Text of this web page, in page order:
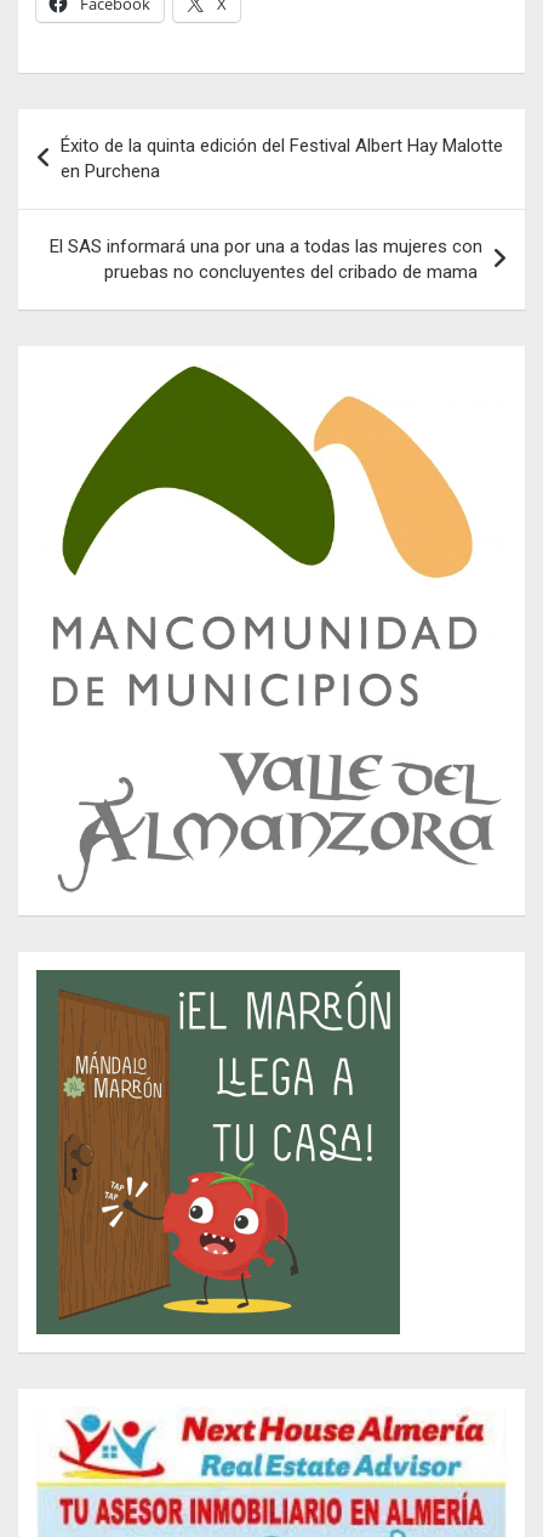
Navegación
de
entradas
Éxito de la quinta edición del Festival Albert Hay Malotte
en Purchena
El SAS informará una por una a todas las mujeres con
pruebas no concluyentes del cribado de mama